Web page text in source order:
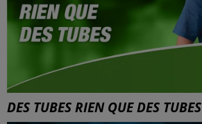
DES TUBES RIEN QUE DES TUBES